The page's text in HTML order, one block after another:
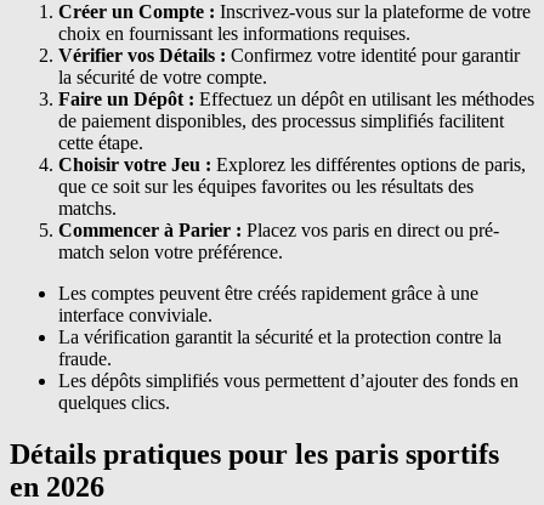
Créer un Compte : Inscrivez-vous sur la plateforme de votre
choix en fournissant les informations requises.
Vérifier vos Détails : Confirmez votre identité pour garantir
la sécurité de votre compte.
Faire un Dépôt : Effectuez un dépôt en utilisant les méthodes
de paiement disponibles, des processus simplifiés facilitent
cette étape.
Choisir votre Jeu : Explorez les différentes options de paris,
que ce soit sur les équipes favorites ou les résultats des
matchs.
Commencer à Parier : Placez vos paris en direct ou pré-
match selon votre préférence.
Les comptes peuvent être créés rapidement grâce à une
interface conviviale.
La vérification garantit la sécurité et la protection contre la
fraude.
Les dépôts simplifiés vous permettent d’ajouter des fonds en
quelques clics.
Détails pratiques pour les paris sportifs
en 2026